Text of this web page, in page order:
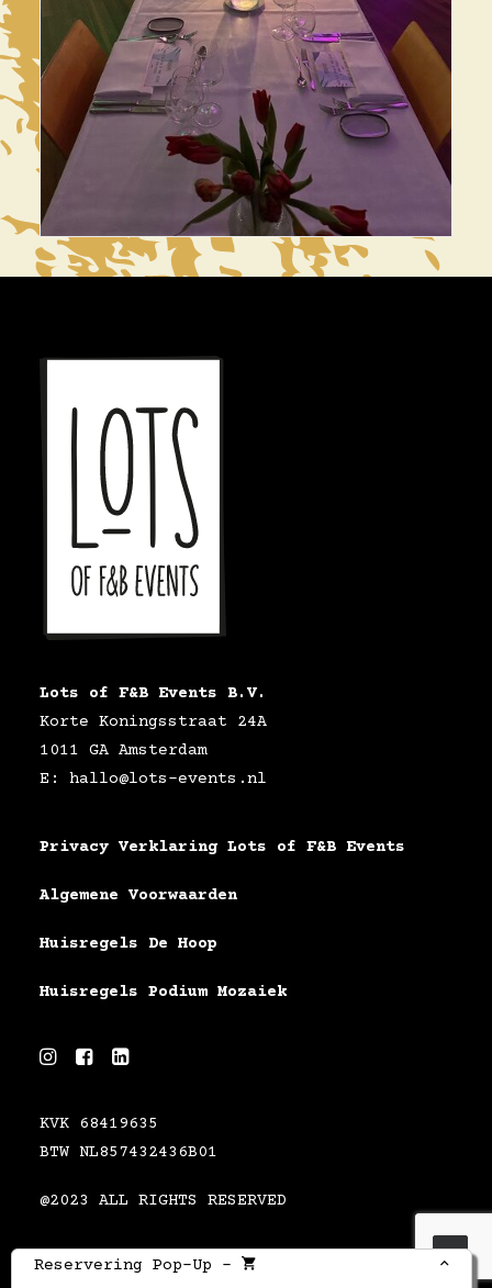
Reservering Pop-Up -
Lots of F&B Events B.V.
Korte Koningsstraat 24A
1011 GA Amsterdam
E: hallo@lots-events.nl
Privacy Verklaring Lots of F&B Events
Algemene Voorwaarden
Huisregels De Hoop
Huisregels Podium Mozaiek
KVK 68419635
BTW NL857432436B01
@2023 ALL RIGHTS RESERVED